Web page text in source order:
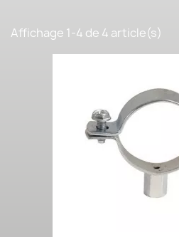
Affichage 1-4 de 4 article(s)